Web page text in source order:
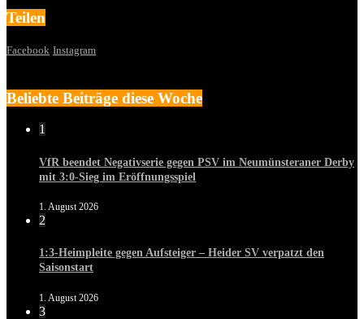
Teilen
Facebook Instagram
Beliebte Beiträge diese Woche
1
VfR beendet Negativserie gegen PSV im Neumünsteraner Derby
mit 3:0-Sieg im Eröffnungsspiel
1. August 2026
2
1:3-Heimpleite gegen Aufsteiger – Heider SV verpatzt den
Saisonstart
1. August 2026
3